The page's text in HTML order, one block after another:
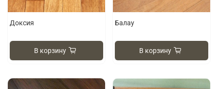
Доксия
В корзину
Балау
В корзину